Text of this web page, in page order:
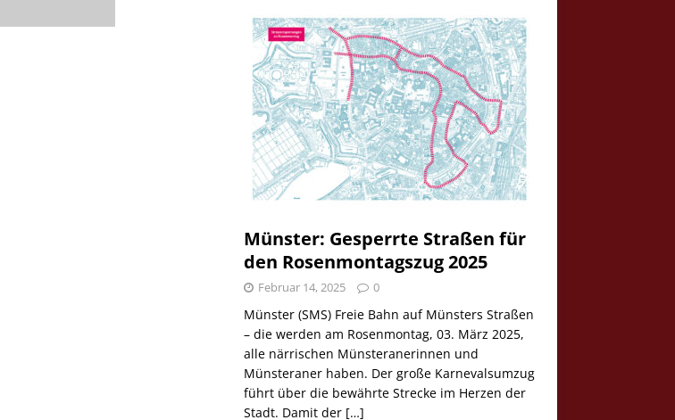
Münster: Gesperrte Straßen für
den Rosenmontagszug 2025
Februar 14, 2025 0
Münster (SMS) Freie Bahn auf Münsters Straßen
– die werden am Rosenmontag, 03. März 2025,
alle närrischen Münsteranerinnen und
Münsteraner haben. Der große Karnevalsumzug
führt über die bewährte Strecke im Herzen der
Stadt. Damit der […]